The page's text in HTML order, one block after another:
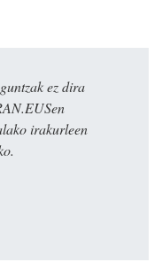
ez dira
irakurleen